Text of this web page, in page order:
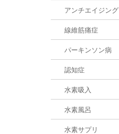
アンチエイジング
線維筋痛症
パーキンソン病
認知症
水素吸入
水素風呂
水素サプリ